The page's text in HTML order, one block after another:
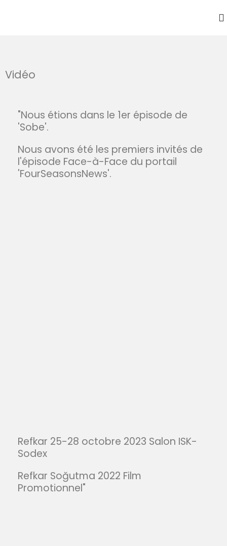
Vidéo
"Nous étions dans le 1er épisode de
'Sobe'.
Nous avons été les premiers invités de
l'épisode Face-à-Face du portail
'FourSeasonsNews'.
Refkar 25-28 octobre 2023 Salon ISK-
Sodex
Refkar Soğutma 2022 Film
Promotionnel"